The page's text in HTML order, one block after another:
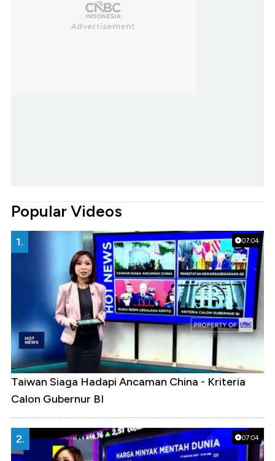
Popular Videos
07:04
1.
Taiwan Siaga Hadapi Ancaman China - Kriteria
Calon Gubernur BI
07:04
2.